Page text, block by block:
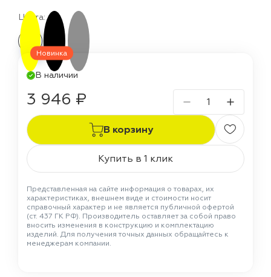
Цвета:
Новинка
В наличии
3 946 ₽
В корзину
Купить в 1 клик
Представленная на сайте информация о товарах, их
характеристиках, внешнем виде и стоимости носит
справочный характер и не является публичной офертой
(ст. 437 ГК РФ). Производитель оставляет за собой право
вносить изменения в конструкцию и комплектацию
изделий. Для получения точных данных обращайтесь к
менеджерам компании.